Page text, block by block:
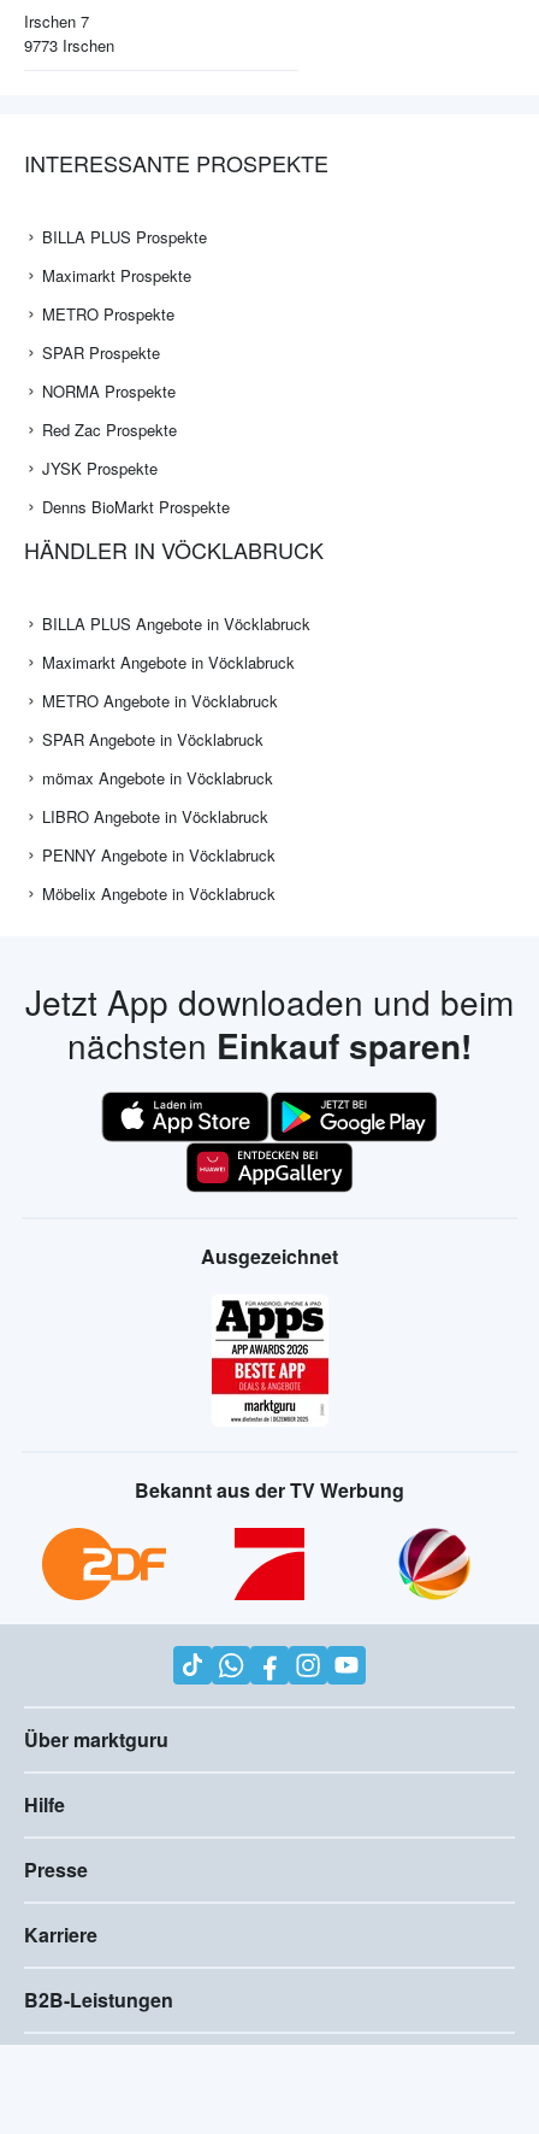
Irschen 7
9773 Irschen
INTERESSANTE PROSPEKTE
BILLA PLUS Prospekte
Maximarkt Prospekte
METRO Prospekte
SPAR Prospekte
NORMA Prospekte
Red Zac Prospekte
JYSK Prospekte
Denns BioMarkt Prospekte
HÄNDLER IN VÖCKLABRUCK
BILLA PLUS Angebote in Vöcklabruck
Maximarkt Angebote in Vöcklabruck
METRO Angebote in Vöcklabruck
SPAR Angebote in Vöcklabruck
mömax Angebote in Vöcklabruck
LIBRO Angebote in Vöcklabruck
PENNY Angebote in Vöcklabruck
Möbelix Angebote in Vöcklabruck
Jetzt App downloaden und beim
nächsten Einkauf sparen!
Ausgezeichnet
Bekannt aus der TV Werbung
Über marktguru
Hilfe
Presse
Karriere
B2B-Leistungen